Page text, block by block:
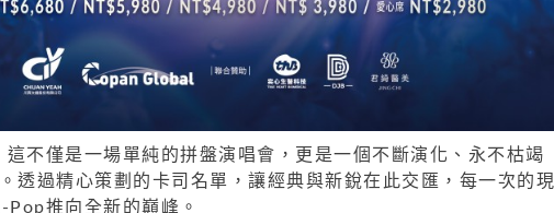
這不僅是一場單純的拼盤演唱會，更是一個不斷演化、永不枯竭
透過精心策劃的卡司名單，讓經典與新銳在此交匯，每一次的現
Pop推向全新的巔峰。